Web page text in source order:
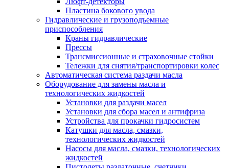
Пластина бокового увода
Гидравлические и грузоподъемные
приспособления
Краны гидравлические
Прессы
Трансмиссионные и страховочные стойки
Тележки для снятия/транспортировки колес
Автоматическая система раздачи масла
Оборудование для замены масла и
технологических жидкостей
Установки для раздачи масел
Установки для сбора масел и антифриза
Устройства для прокачки гидросистем
Катушки для масла, смазки,
технологических жидкостей
Насосы для масла, смазки, технологических
жидкостей